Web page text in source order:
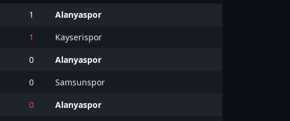
1
Alanyaspor
1
Kayserispor
0
Alanyaspor
0
Samsunspor
0
Alanyaspor